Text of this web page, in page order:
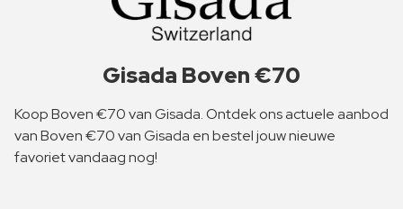
Gisada Boven €70
Koop Boven €70 van Gisada. Ontdek ons actuele aanbod
van Boven €70 van Gisada en bestel jouw nieuwe
favoriet vandaag nog!